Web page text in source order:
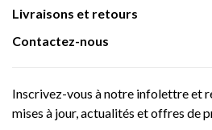
Livraisons et retours
Contactez-nous
Inscrivez-vous à notre infolettre et
mises à jour, actualités et offres de